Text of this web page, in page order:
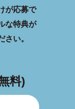
が応募で
な特典が
さい。
料)